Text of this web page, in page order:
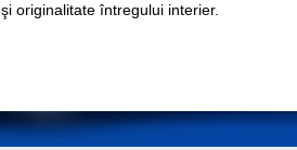
şi originalitate întregului interier.